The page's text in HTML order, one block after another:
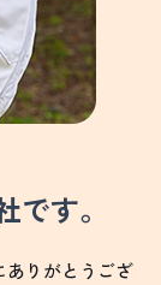
す。
ありがとうござ